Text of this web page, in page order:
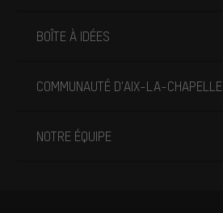
BOÎTE À IDÉES
COMMUNAUTÉ D'AIX-LA-CHAPELLE
NOTRE ÉQUIPE